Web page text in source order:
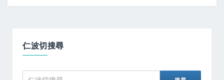
仁波切搜尋